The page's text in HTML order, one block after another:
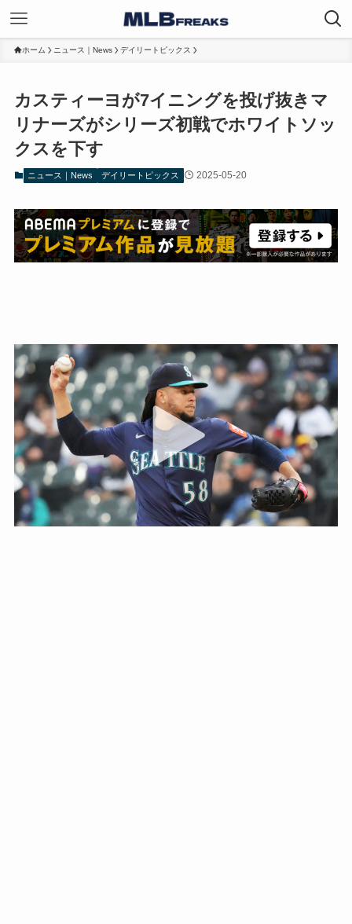
ホーム ニュース｜News デイリートピックス
カスティーヨが7イニングを投げ抜きマ
リナーズがシリーズ初戦でホワイトソッ
クスを下す
ニュース｜News デイリートピックス 2025-05-20